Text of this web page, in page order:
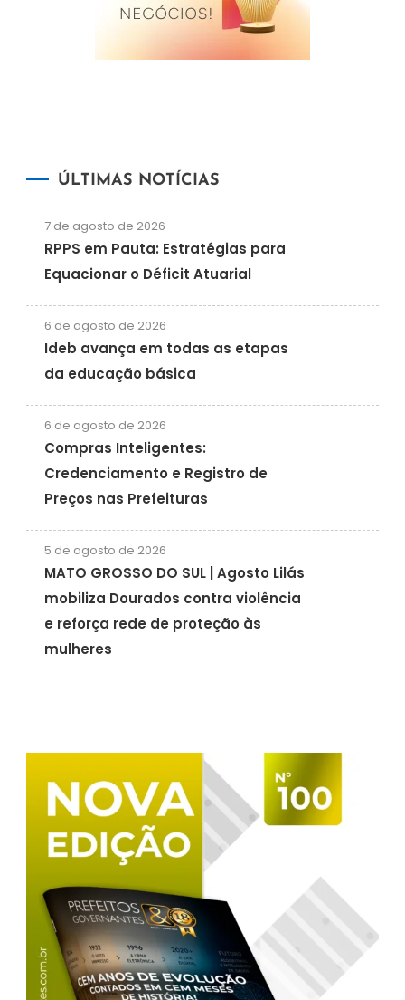
ÚLTIMAS NOTÍCIAS
7 de agosto de 2026
RPPS em Pauta: Estratégias para
Equacionar o Déficit Atuarial
6 de agosto de 2026
Ideb avança em todas as etapas
da educação básica
6 de agosto de 2026
Compras Inteligentes:
Credenciamento e Registro de
Preços nas Prefeituras
5 de agosto de 2026
MATO GROSSO DO SUL | Agosto Lilás
mobiliza Dourados contra violência
e reforça rede de proteção às
mulheres